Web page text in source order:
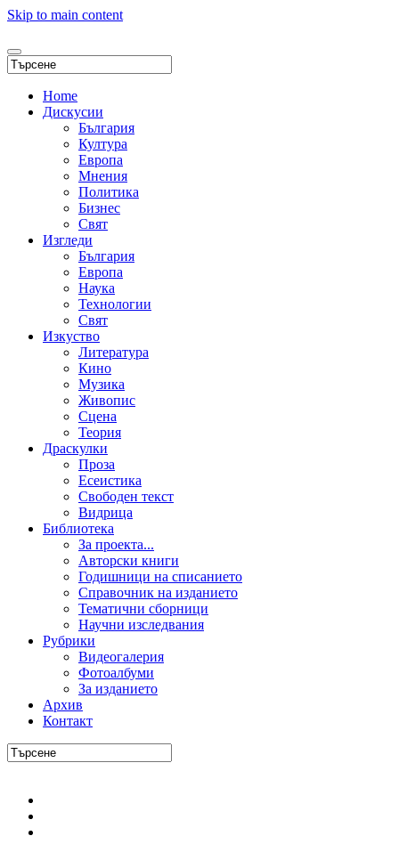
Skip to main content
Home
Дискусии
България
Култура
Европа
Мнения
Политика
Бизнес
Свят
Изгледи
България
Европа
Наука
Технологии
Свят
Изкуство
Литература
Кино
Музика
Живопис
Сцена
Теория
Драскулки
Проза
Есеистика
Свободен текст
Видрица
Библиотека
За проекта...
Авторски книги
Годишници на списанието
Справочник на изданието
Тематични сборници
Научни изследвания
Рубрики
Видеогалерия
Фотоалбуми
За изданието
Архив
Контакт